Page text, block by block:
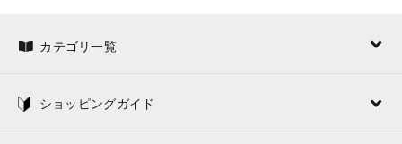
カテゴリ一覧
ショッピングガイド